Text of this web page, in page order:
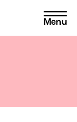
Menu